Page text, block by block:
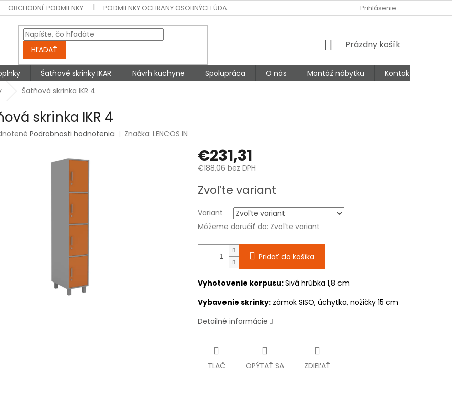
OBCHODNÉ PODMIENKY PODMIENKY OCHRANY OSOBNÝCH ÚDAJOV Prihlásenie
HĽADAŤ
NÁKUPNÝ
Prázdny košík
Šatňové skrinky IKAR Návrh kuchyne Spolupráca O nás Montáž nábytku
Kontakty
Šatňová skrinka IKR 4
skrinka IKR 4
Podrobnosti hodnotenia Značka:LENCOS IN
€231,31
€188,06 bez DPH
cena:
Zvoľte variant
Variant
Môžeme doručiť do: Zvoľte variant
Pridať do košíka
Vyhotovenie korpusu:Sivá hrúbka 1,8 cm
Vybavenie skrinky:zámok SISO, úchytka, nožičky 15 cm
Detailné informácie
TLAČ OPÝTAŤ SA ZDIEĽAŤ